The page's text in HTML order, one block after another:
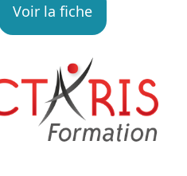
Voir la fiche